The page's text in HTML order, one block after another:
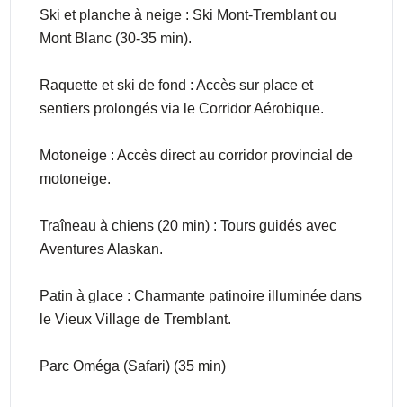
Ski et planche à neige : Ski Mont-Tremblant ou
Mont Blanc (30-35 min).
Raquette et ski de fond : Accès sur place et
sentiers prolongés via le Corridor Aérobique.
Motoneige : Accès direct au corridor provincial de
motoneige.
Traîneau à chiens (20 min) : Tours guidés avec
Aventures Alaskan.
Patin à glace : Charmante patinoire illuminée dans
le Vieux Village de Tremblant.
Parc Oméga (Safari) (35 min)